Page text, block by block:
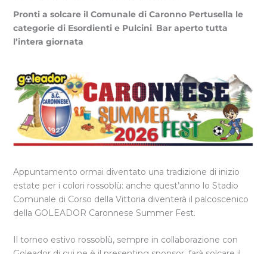
Pronti a solcare il Comunale di Caronno Pertusella le
categorie di Esordienti e Pulcini. Bar aperto tutta
l’intera giornata
Appuntamento ormai diventato una tradizione di inizio
estate per i colori rossoblù: anche quest’anno lo Stadio
Comunale di Corso della Vittoria diventerà il palcoscenico
della GOLEADOR Caronnese Summer Fest.
Il torneo estivo rossoblù, sempre in collaborazione con